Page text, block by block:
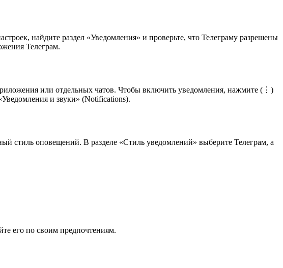
найдите раздел «Уведомления» и проверьте, что Телеграму разрешены
Телеграм.
или отдельных чатов. Чтобы включить уведомления, нажмите (⋮)
и звуки» (Notifications).
стиль оповещений. В разделе «Стиль уведомлений» выберите Телеграм, а
его по своим предпочтениям.